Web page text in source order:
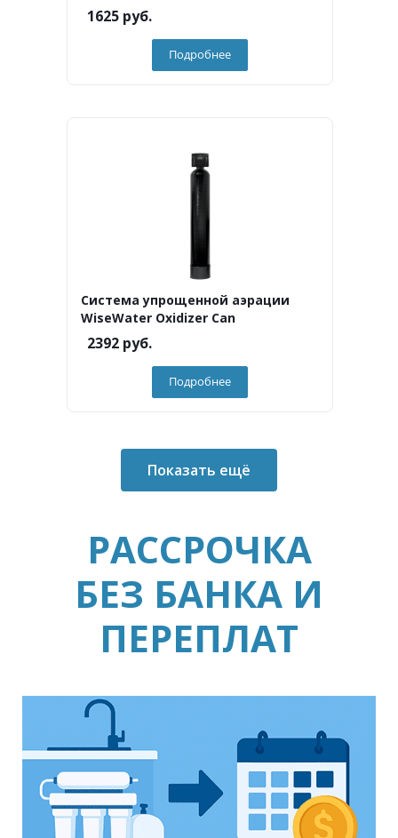
1625 руб.
Подробнее
Система упрощенной аэрации
WiseWater Oxidizer Can
2392 руб.
Подробнее
Показать ещё
РАССРОЧКА
БЕЗ БАНКА И
ПЕРЕПЛАТ